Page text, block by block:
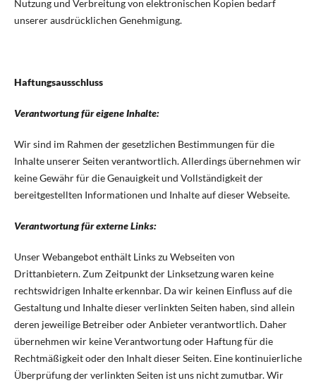
Nutzung und Verbreitung von elektronischen Kopien bedarf
unserer ausdrücklichen Genehmigung.
Haftungsausschluss
Verantwortung für eigene Inhalte:
Wir sind im Rahmen der gesetzlichen Bestimmungen für die
Inhalte unserer Seiten verantwortlich. Allerdings übernehmen wir
keine Gewähr für die Genauigkeit und Vollständigkeit der
bereitgestellten Informationen und Inhalte auf dieser Webseite.
Verantwortung für externe Links:
Unser Webangebot enthält Links zu Webseiten von
Drittanbietern. Zum Zeitpunkt der Linksetzung waren keine
rechtswidrigen Inhalte erkennbar. Da wir keinen Einfluss auf die
Gestaltung und Inhalte dieser verlinkten Seiten haben, sind allein
deren jeweilige Betreiber oder Anbieter verantwortlich. Daher
übernehmen wir keine Verantwortung oder Haftung für die
Rechtmäßigkeit oder den Inhalt dieser Seiten. Eine kontinuierliche
Überprüfung der verlinkten Seiten ist uns nicht zumutbar. Wir